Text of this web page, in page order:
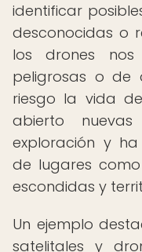
identificar
desconocidas o
los drones nos
peligrosas o de
riesgo la vida
abierto
exploración y
de lugares
escondidas y
Un ejemplo
satelitales y